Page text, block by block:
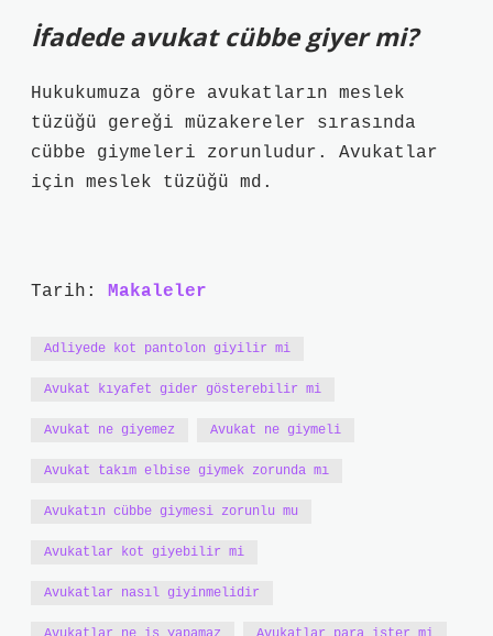
İfadede avukat cübbe giyer mi?
Hukukumuza göre avukatların meslek
tüzüğü gereği müzakereler sırasında
cübbe giymeleri zorunludur. Avukatlar
için meslek tüzüğü md.
Tarih: Makaleler
Adliyede kot pantolon giyilir mi
Avukat kıyafet gider gösterebilir mi
Avukat ne giyemez Avukat ne giymeli
Avukat takım elbise giymek zorunda mı
Avukatın cübbe giymesi zorunlu mu
Avukatlar kot giyebilir mi
Avukatlar nasıl giyinmelidir